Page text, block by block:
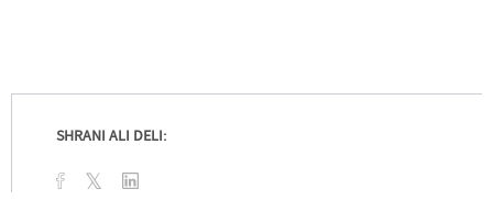
SHRANI ALI DELI: